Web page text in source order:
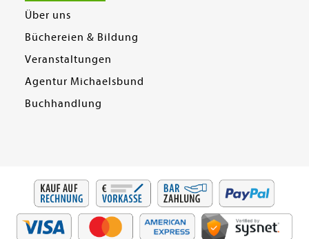
Über uns
Büchereien & Bildung
Veranstaltungen
Agentur Michaelsbund
Buchhandlung